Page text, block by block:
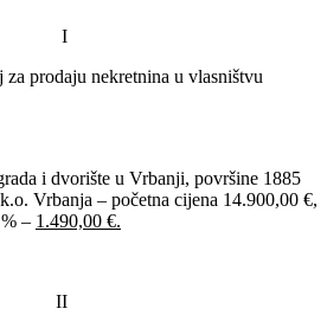
I
za prodaju nekretnina u vlasništvu
i dvorište u Vrbanji, površine 1885
Vrbanja – početna cijena 14.900,00 €,
– 1.490,00 €.
II